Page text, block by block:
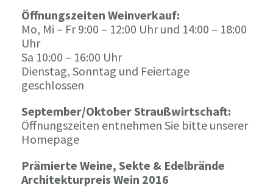
Öffnungszeiten Weinverkauf:
Mo, Mi – Fr 9:00 – 12:00 Uhr und 14:00 – 18:00
Uhr
Sa 10:00 – 16:00 Uhr
Dienstag, Sonntag und Feiertage
geschlossen
September/Oktober Straußwirtschaft:
Öffnungszeiten entnehmen Sie bitte unserer
Homepage
Prämierte Weine, Sekte & Edelbrände
Architekturpreis Wein 2016